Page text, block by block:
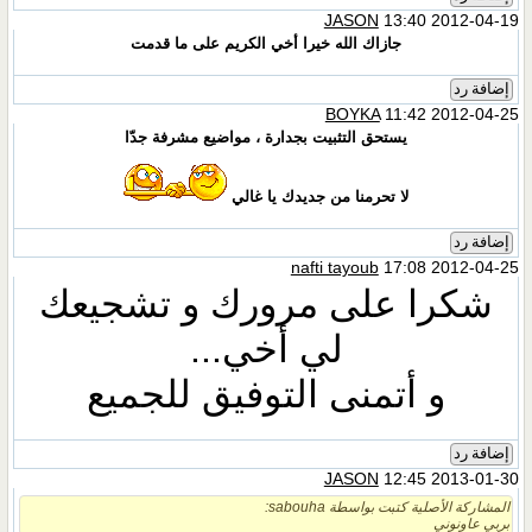
JASON 13:40 2012-04-19
جازاك الله خيرا أخي الكريم على ما قدمت
إضافة رد
BOYKA11:42 2012-04-25
يستحق التثبيت بجدارة ، مواضيع مشرفة جدّا
لا تحرمنا من جديدك يا غالي
إضافة رد
nafti tayoub17:08 2012-04-25
شكرا على مرورك و تشجيعك
لي أخي...
و أتمنى التوفيق للجميع
إضافة رد
JASON 12:45 2013-01-30
المشاركة الأصلية كتبت بواسطة sabouha:
بربي عاونوني